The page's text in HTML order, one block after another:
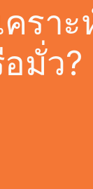
ครา
มั่ว?